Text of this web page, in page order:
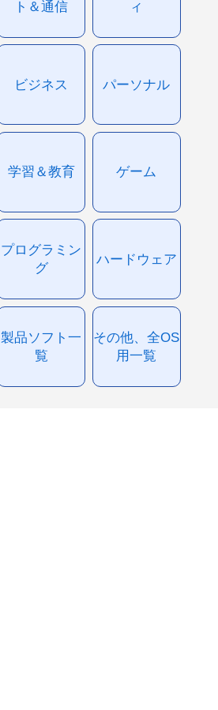
ト＆通信
ィ
ビジネス パーソナル
学習＆教育 ゲーム
プログラミン
グ
ハードウェア
製品ソフト一
覧
その他、全OS
用一覧